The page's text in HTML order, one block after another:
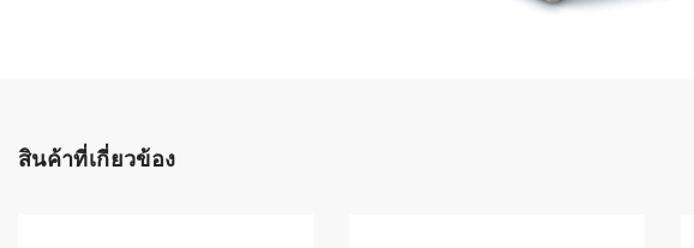
ระบบบาร์โค้ดใน
สินค้าที่เกี่ยวข้อง